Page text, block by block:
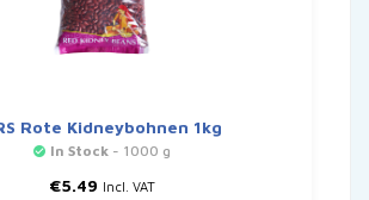
Rote Kidneybohnen 1kg
In Stock - 1000 g
€5.49 Incl. VAT